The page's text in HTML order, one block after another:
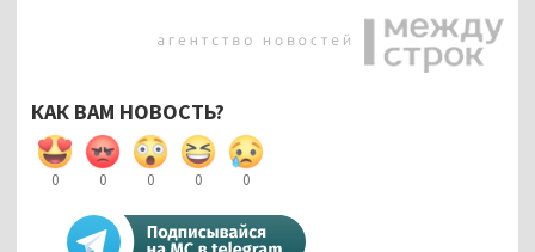
КАК ВАМ НОВОСТЬ?
0 0 0 0 0